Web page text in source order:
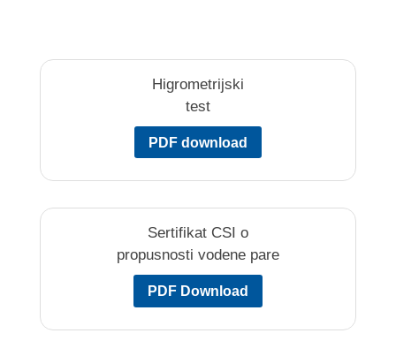
Higrometrijski
test
PDF download
Sertifikat CSI o
propusnosti vodene pare
PDF Download